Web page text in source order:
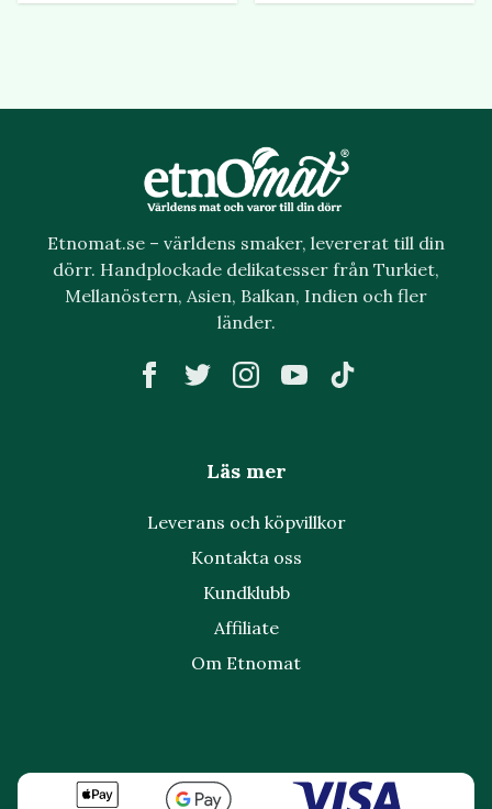
Etnomat.se – världens smaker, levererat till din
dörr. Handplockade delikatesser från Turkiet,
Mellanöstern, Asien, Balkan, Indien och fler
länder.
Läs mer
Leverans och köpvillkor
Kontakta oss
Kundklubb
Affiliate
Om Etnomat